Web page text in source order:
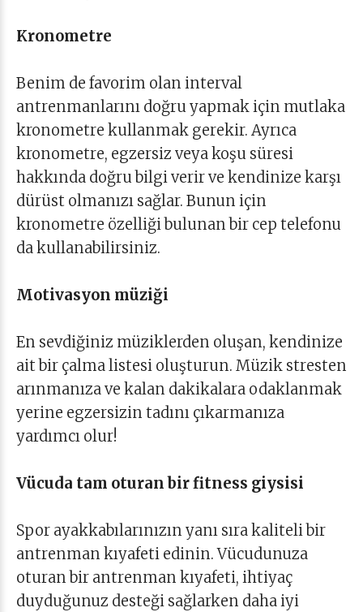
Kronometre
Benim de favorim olan interval
antrenmanlarını doğru yapmak için mutlaka
kronometre kullanmak gerekir. Ayrıca
kronometre, egzersiz veya koşu süresi
hakkında doğru bilgi verir ve kendinize karşı
dürüst olmanızı sağlar. Bunun için
kronometre özelliği bulunan bir cep telefonu
da kullanabilirsiniz.
Motivasyon müziği
En sevdiğiniz müziklerden oluşan, kendinize
ait bir çalma listesi oluşturun. Müzik stresten
arınmanıza ve kalan dakikalara odaklanmak
yerine egzersizin tadını çıkarmanıza
yardımcı olur!
Vücuda tam oturan bir fitness giysisi
Spor ayakkabılarınızın yanı sıra kaliteli bir
antrenman kıyafeti edinin. Vücudunuza
oturan bir antrenman kıyafeti, ihtiyaç
duyduğunuz desteği sağlarken daha iyi